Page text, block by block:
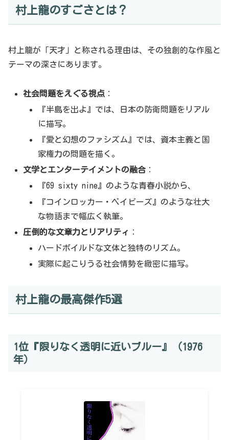
村上龍のすごさとは？
村上龍が「天才」と称される理由は、その独創的な作風と
テーマの深さにあります。
社会問題をえぐる視点 ：
『半島を出よ』では、日本の防衛問題をリアル
に描写。
『愛と幻想のファシズム』では、資本主義と国
家権力の問題を描く。
文学とエンターテイメントの融合 ：
『69 sixty nine』のような青春小説から、
『コインロッカー・ベイビーズ』のような壮大
な物語まで幅広く執筆。
圧倒的な文章力とリアリティ
：
ハードボイルドな文体と独特のリズム。
実際に起こりうる社会情勢を緻密に描写。
村上龍の最高傑作5選
1位『限りなく透明に近いブルー』（1976
年）